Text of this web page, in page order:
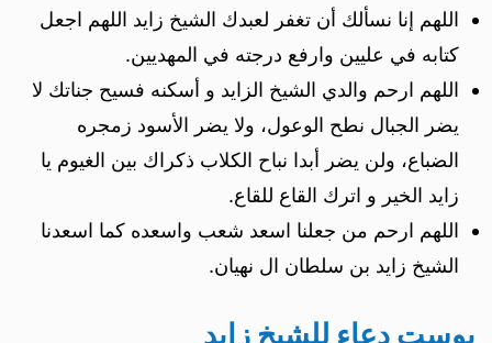
اللهم إنا نسألك أن تغفر لعبدك الشيخ زايد اللهم اجعل
كتابه في عليين وارفع درجته في المهديين.
اللهم ارحم والدي الشيخ الزايد و أسكنه فسيح جناتك لا
يضر الجبال نطح الوعول، ولا يضر الأسود زمجره
الضباع، ولن يضر أبدا نباح الكلاب ذكراك بين الغيوم يا
زايد الخير و اترك القاع للقاع.
اللهم ارحم من جعلنا اسعد شعب واسعده كما اسعدنا
الشيخ زايد بن سلطان ال نهيان.
بوست دعاء للشيخ زايد